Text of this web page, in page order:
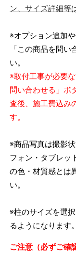
ン、サイズ詳細等
※オプション追加
「この商品を問
い。
※取付工事が必要
問い合わせる」ボ
査後、施工費込み
す。
※商品写真は撮影
フォン・タブレッ
の色・材質感とは
い。
※柱のサイズを選
るようになります。
ご注意（必ずご確